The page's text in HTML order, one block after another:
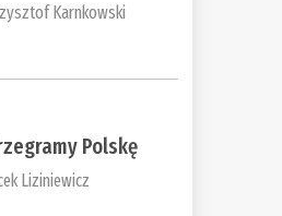
Karnkowski
Polskę
Liziniewicz